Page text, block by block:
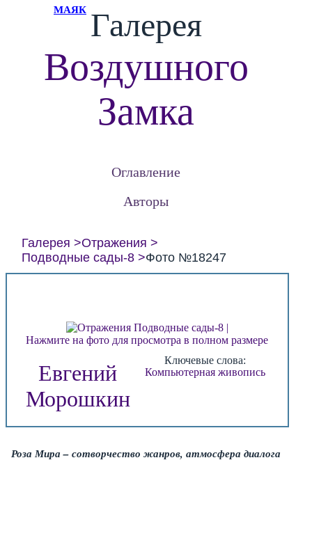
МАЯК Галерея
Воздушного
Замка
Оглавление
Авторы
Галерея
Отражения
Подводные сады-8
Фото №18247
Нажмите на фото для просмотра в полном размере
Евгений
Морошкин
Ключевые слова:
Компьютерная живопись
Роза Мира – сотворчество жанров, атмосфера диалога